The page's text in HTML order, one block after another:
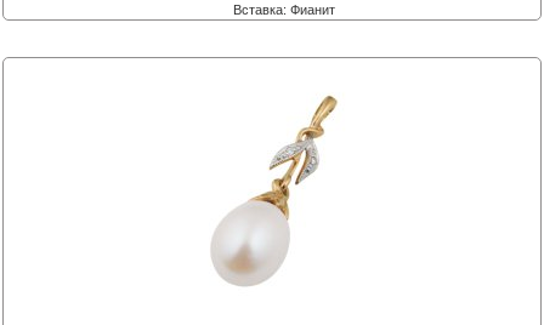
Вставка: Фианит